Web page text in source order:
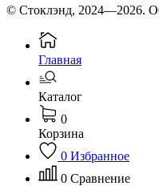
© Стоклэнд,
Главная
Каталог
0
Корзина
0 Избранное
0 Сравнение